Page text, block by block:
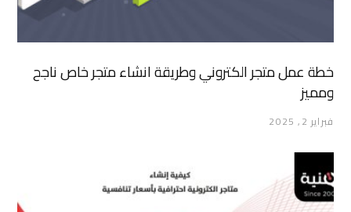
خطة عمل متجر الكتروني وطريقة انشاء متجر خاص ناجح
ومميز
فبراير 2, 2025